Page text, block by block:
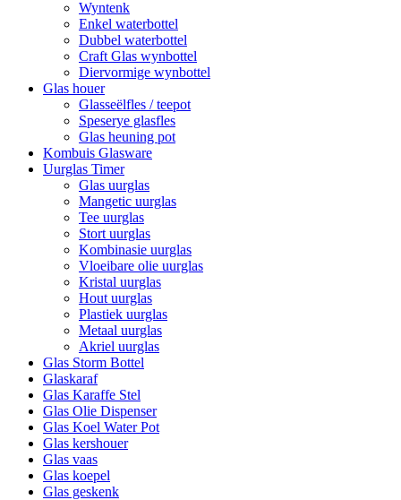
Wyntenk
Enkel waterbottel
Dubbel waterbottel
Craft Glas wynbottel
Diervormige wynbottel
Glas houer
Glasseëlfles / teepot
Speserye glasfles
Glas heuning pot
Kombuis Glasware
Uurglas Timer
Glas uurglas
Mangetic uurglas
Tee uurglas
Stort uurglas
Kombinasie uurglas
Vloeibare olie uurglas
Kristal uurglas
Hout uurglas
Plastiek uurglas
Metaal uurglas
Akriel uurglas
Glas Storm Bottel
Glaskaraf
Glas Karaffe Stel
Glas Olie Dispenser
Glas Koel Water Pot
Glas kershouer
Glas vaas
Glas koepel
Glas geskenk